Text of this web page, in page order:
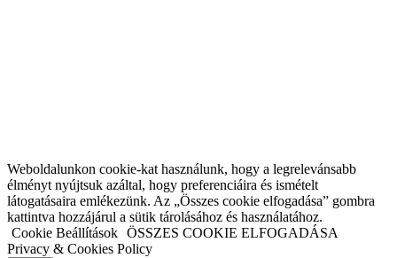
Weboldalunkon cookie-kat használunk, hogy a legrelevánsabb
élményt nyújtsuk azáltal, hogy preferenciáira és ismételt
látogatásaira emlékezünk. Az „Összes cookie elfogadása” gombra
kattintva hozzájárul a sütik tárolásához és használatához.
Cookie Beállítások ÖSSZES COOKIE ELFOGADÁSA
Privacy & Cookies Policy